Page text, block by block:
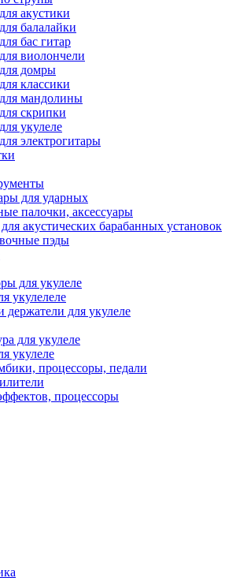
акустики
балалайки
бас гитар
виолончели
домры
классики
мандолины
скрипки
укулеле
электрогитары
для ударных
палочки, аксессуары
акустических барабанных установок
пэды
для укулеле
укулелеле
держатели для укулеле
для укулеле
укулеле
процессоры, педали
процессоры